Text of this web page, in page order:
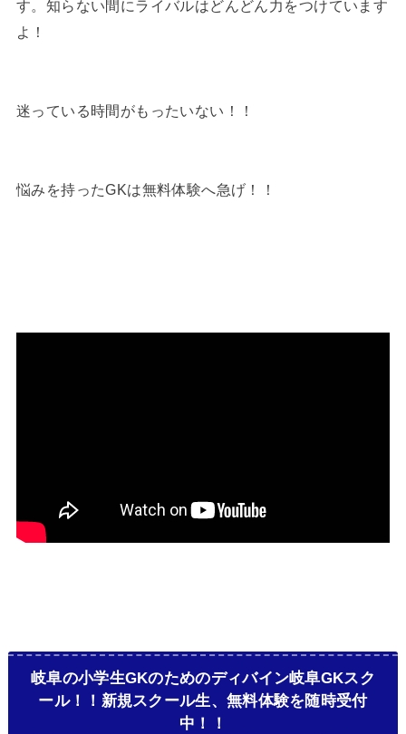
す。知らない間にライバルはどんどん力をつけています
よ！
迷っている時間がもったいない！！
悩みを持ったGKは無料体験へ急げ！！
岐阜の小学生GKのためのディバイン岐阜GKスク
ール！！新規スクール生、無料体験を随時受付
中！！